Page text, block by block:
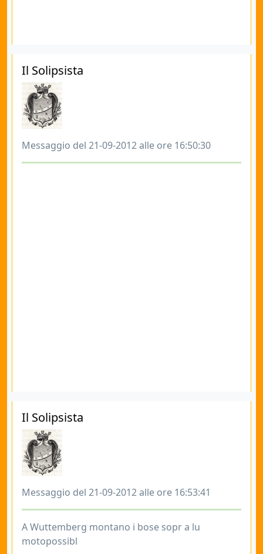
Il Solipsista
Messaggio del 21-09-2012 alle ore 16:50:30
Il Solipsista
Messaggio del 21-09-2012 alle ore 16:53:41
A Wuttemberg montano i bose sopr a lu
motopossibl